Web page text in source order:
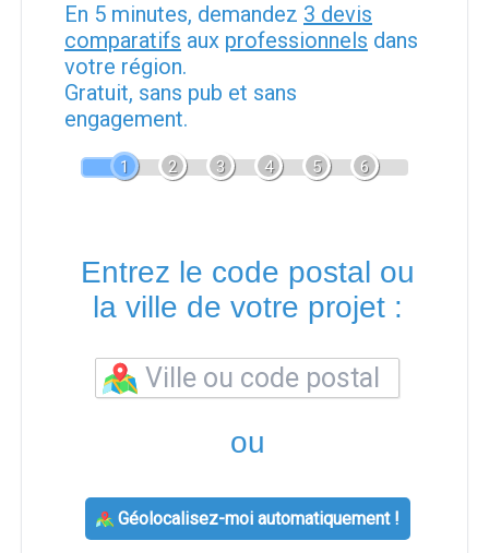
En 5 minutes, demandez 3 devis
comparatifs aux professionnels dans
votre région.
Gratuit, sans pub et sans
engagement.
1 2 3 4 5 6
Entrez le code postal ou
la ville de votre projet :
ou
Géolocalisez-moi automatiquement !